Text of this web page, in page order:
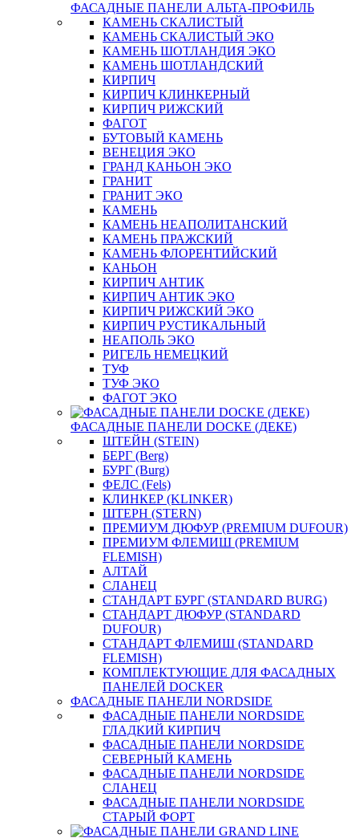
ФАСАДНЫЕ ПАНЕЛИ АЛЬТА-ПРОФИЛЬ
КАМЕНЬ СКАЛИСТЫЙ
КАМЕНЬ СКАЛИСТЫЙ ЭКО
КАМЕНЬ ШОТЛАНДИЯ ЭКО
КАМЕНЬ ШОТЛАНДСКИЙ
КИРПИЧ
КИРПИЧ КЛИНКЕРНЫЙ
КИРПИЧ РИЖСКИЙ
ФАГОТ
БУТОВЫЙ КАМЕНЬ
ВЕНЕЦИЯ ЭКО
ГРАНД КАНЬОН ЭКО
ГРАНИТ
ГРАНИТ ЭКО
КАМЕНЬ
КАМЕНЬ НЕАПОЛИТАНСКИЙ
КАМЕНЬ ПРАЖСКИЙ
КАМЕНЬ ФЛОРЕНТИЙСКИЙ
КАНЬОН
КИРПИЧ АНТИК
КИРПИЧ АНТИК ЭКО
КИРПИЧ РИЖСКИЙ ЭКО
КИРПИЧ РУСТИКАЛЬНЫЙ
НЕАПОЛЬ ЭКО
РИГЕЛЬ НЕМЕЦКИЙ
ТУФ
ТУФ ЭКО
ФАГОТ ЭКО
ФАСАДНЫЕ ПАНЕЛИ DOCKE (ДЕКЕ)
ШТЕЙН (STEIN)
БЕРГ (Berg)
БУРГ (Burg)
ФЕЛС (Fels)
КЛИНКЕР (KLINKER)
ШТЕРН (STERN)
ПРЕМИУМ ДЮФУР (PREMIUM DUFOUR)
ПРЕМИУМ ФЛЕМИШ (PREMIUM
FLEMISH)
АЛТАЙ
СЛАНЕЦ
СТАНДАРТ БУРГ (STANDARD BURG)
СТАНДАРТ ДЮФУР (STANDARD
DUFOUR)
СТАНДАРТ ФЛЕМИШ (STANDARD
FLEMISH)
КОМПЛЕКТУЮЩИЕ ДЛЯ ФАСАДНЫХ
ПАНЕЛЕЙ DOCKER
ФАСАДНЫЕ ПАНЕЛИ NORDSIDE
ФАСАДНЫЕ ПАНЕЛИ NORDSIDE
ГЛАДКИЙ КИРПИЧ
ФАСАДНЫЕ ПАНЕЛИ NORDSIDE
СЕВЕРНЫЙ КАМЕНЬ
ФАСАДНЫЕ ПАНЕЛИ NORDSIDE
СЛАНЕЦ
ФАСАДНЫЕ ПАНЕЛИ NORDSIDE
СТАРЫЙ ФОРТ